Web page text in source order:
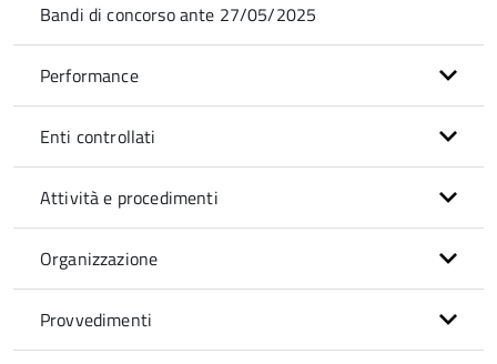
Bandi di concorso ante 27/05/2025
Performance
Enti controllati
Attività e procedimenti
Organizzazione
Provvedimenti